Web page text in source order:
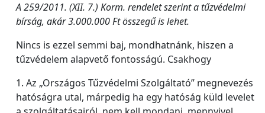
A 259/2011. (XII. 7.) Korm. rendelet szerint a tűzvédelmi
bírság, akár 3.000.000 Ft összegű is lehet.
Nincs is ezzel semmi baj, mondhatnánk, hiszen a
tűzvédelem alapvető fontosságú. Csakhogy
1. Az „Országos Tűzvédelmi Szolgáltató” megnevezés
hatóságra utal, márpedig ha egy hatóság küld levelet